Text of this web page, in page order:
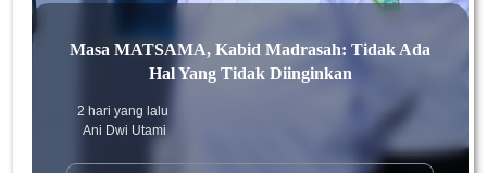
Masa MATSAMA, Kabid Madrasah: Tidak Ada
Hal Yang Tidak Diinginkan
2 hari yang lalu
Ani Dwi Utami